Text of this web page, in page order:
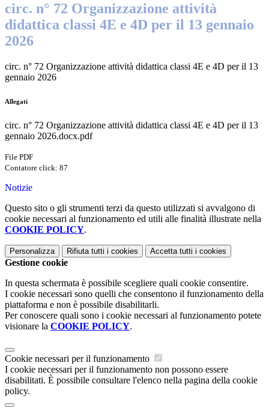
circ. n° 72 Organizzazione attività
didattica classi 4E e 4D per il 13 gennaio
2026
circ. n° 72 Organizzazione attività didattica classi 4E e 4D per il 13
gennaio 2026
Allegati
circ. n° 72 Organizzazione attività didattica classi 4E e 4D per il 13
gennaio 2026.docx.pdf
File PDF
Contatore click: 87
Notizie
Questo sito o gli strumenti terzi da questo utilizzati si avvalgono di
cookie necessari al funzionamento ed utili alle finalità illustrate nella
COOKIE POLICY.
Personalizza Rifiuta tutti i cookies Accetta tutti i cookies
Gestione cookie
In questa schermata è possibile scegliere quali cookie consentire.
I cookie necessari sono quelli che consentono il funzionamento della
piattaforma e non è possibile disabilitarli.
Per conoscere quali sono i cookie necessari al funzionamento potete
visionare la COOKIE POLICY.
Cookie necessari per il funzionamento
I cookie necessari per il funzionamento non possono essere
disabilitati. È possibile consultare l'elenco nella pagina della cookie
policy.